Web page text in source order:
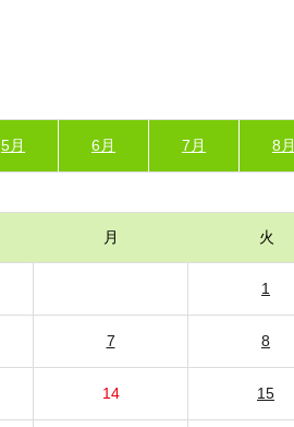
5月 6月 7月 8月
月 火
1
7 8
14 15